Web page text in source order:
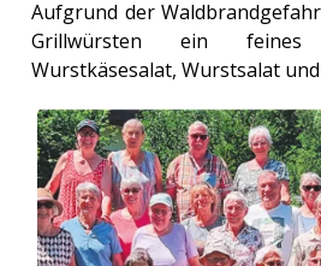
Aufgrund der
Grillwürsten ein
Wurstkäsesalat, Wurstsalat und